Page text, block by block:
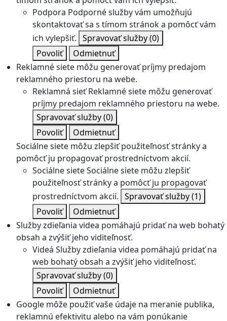
Podpora Podporné služby vám umožňujú
skontaktovať sa s tímom stránok a pomôcť vám
ich vylepšiť. Spravovať služby(0)
Povoliť
Odmietnuť
Reklamné siete môžu generovať príjmy predajom
reklamného priestoru na webe.
Reklamná sieť Reklamné siete môžu generovať
príjmy predajom reklamného priestoru na webe.
Spravovať služby(0)
Povoliť
Odmietnuť
Sociálne siete môžu zlepšiť použiteľnosť stránky a
pomôcť ju propagovať prostredníctvom akcií.
Sociálne sieteSociálne siete môžu zlepšiť
použiteľnosť stránky a pomôcť ju propagovať
prostredníctvom akcií. Spravovať služby(1)
Povoliť
Odmietnuť
Služby zdieľania videa pomáhajú pridať na web bohatý
obsah a zvýšiť jeho viditeľnosť.
Videá Služby zdieľania videa pomáhajú pridať na
web bohatý obsah a zvýšiť jeho viditeľnosť.
Spravovať služby(0)
Povoliť
Odmietnuť
Google môže použiť vaše údaje na meranie publika,
reklamnú efektivitu alebo na vám ponúkanie